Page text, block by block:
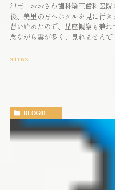
津市 おおさわ歯科矯正歯科医院
後、美里の方へホタルを見に行
習い始めたので、星座観察も兼
念ながら雲が多く、見れません
2013.06.23
BLOG01